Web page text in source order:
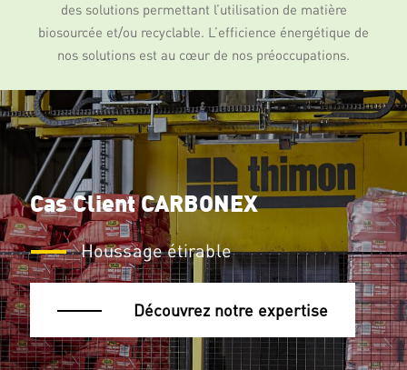
des solutions permettant l’utilisation de matière
biosourcée et/ou recyclable. L’efficience énergétique de
nos solutions est au cœur de nos préoccupations.
Cas Client CARBONEX
Houssage étirable
Découvrez notre expertise